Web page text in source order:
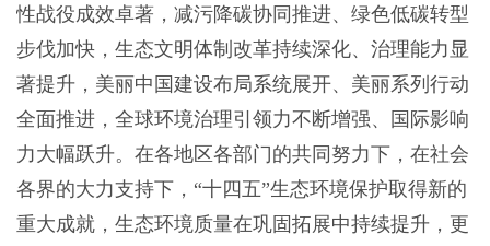
性战役成效卓著，减污降碳协同推进、绿色低碳转型
步伐加快，生态文明体制改革持续深化、治理能力显
著提升，美丽中国建设布局系统展开、美丽系列行动
全面推进，全球环境治理引领力不断增强、国际影响
力大幅跃升。在各地区各部门的共同努力下，在社会
各界的大力支持下，“十四五”生态环境保护取得新的
重大成就，生态环境质量在巩固拓展中持续提升，更